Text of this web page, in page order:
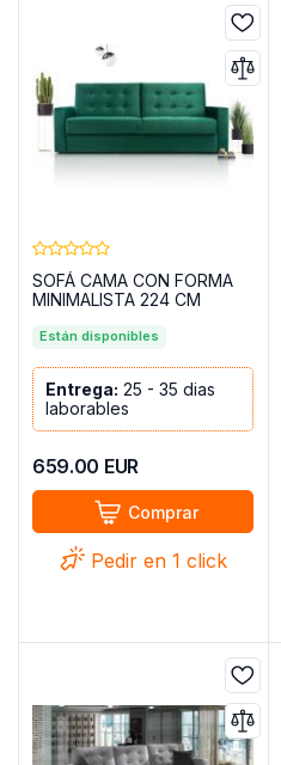
SOFÁ CAMA CON FORMA
MINIMALISTA 224 CM
Están disponibles
Entrega: 25 - 35 dias
laborables
659.00 EUR
Comprar
Pedir en 1 click